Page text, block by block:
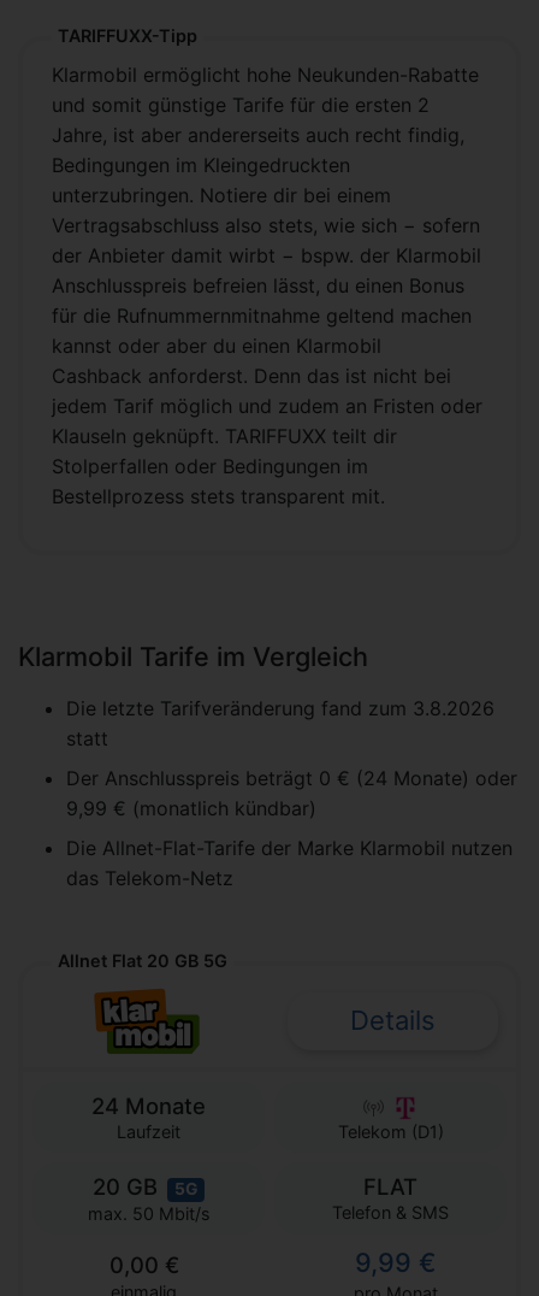
TARIFFUXX-Tipp
Klarmobil ermöglicht hohe Neukunden-Rabatte
und somit günstige Tarife für die ersten 2
Jahre, ist aber andererseits auch recht findig,
Bedingungen im Kleingedruckten
unterzubringen. Notiere dir bei einem
Vertragsabschluss also stets, wie sich − sofern
der Anbieter damit wirbt − bspw. der Klarmobil
Anschlusspreis befreien lässt, du einen Bonus
für die Rufnummernmitnahme geltend machen
kannst oder aber du einen Klarmobil
Cashback anforderst. Denn das ist nicht bei
jedem Tarif möglich und zudem an Fristen oder
Klauseln geknüpft. TARIFFUXX teilt dir
Stolperfallen oder Bedingungen im
Bestellprozess stets transparent mit.
Klarmobil Tarife im Vergleich
Die letzte Tarifveränderung fand zum 3.8.2026
statt
Der Anschlusspreis beträgt 0 € (24 Monate) oder
9,99 € (monatlich kündbar)
Die Allnet-Flat-Tarife der Marke Klarmobil nutzen
das Telekom-Netz
Allnet Flat 20 GB 5G
Details
24 Monate
Laufzeit Telekom (D1)
20 GB 5G
max. 50 Mbit/s
FLAT
Telefon & SMS
0,00 €
einmalig
9,99 €